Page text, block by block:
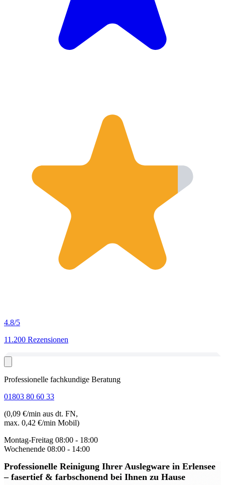
4.8/5
11.200 Rezensionen
Professionelle fachkundige Beratung
01803 80 60 33
(0,09 €/min aus dt. FN,
max. 0,42 €/min Mobil)
Montag-Freitag 08:00 - 18:00
Wochenende 08:00 - 14:00
Professionelle Reinigung Ihrer Auslegware in Erlensee
– fasertief & farbschonend bei Ihnen zu Hause